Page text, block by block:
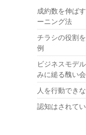
成約数を伸ば
ーニング法
チラシの役割
例
ビジネスモデ
みに縋る醜い
人を行動でき
認知はされて